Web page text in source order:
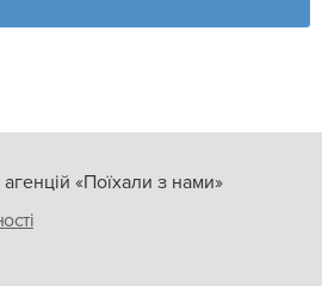
«Поїхали з нами»